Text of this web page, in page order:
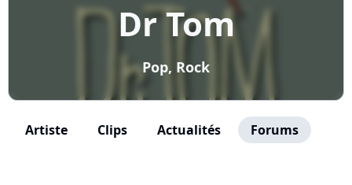
Dr Tom
Pop, Rock
Artiste Clips Actualités Forums